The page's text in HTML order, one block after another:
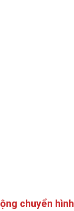
chuyển hình